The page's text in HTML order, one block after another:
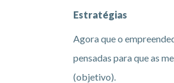
Estratégias
Agora que o
pensadas para que as
(objetivo).